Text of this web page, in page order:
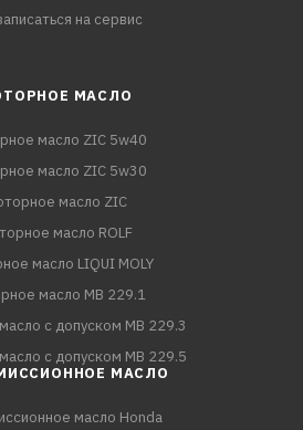
на сервис
МАСЛО
масло ZIC 5w40
масло ZIC 5w30
масло ZIC
масло ROLF
масло LIQUI MOLY
масло MB 229.1
с допуском MB 229.3
с допуском MB 229.5
МАСЛО
масло Honda